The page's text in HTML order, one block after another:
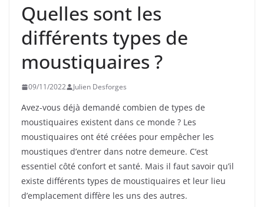
Quelles sont les
différents types de
moustiquaires ?
09/11/2022 Julien Desforges
Avez-vous déjà demandé combien de types de
moustiquaires existent dans ce monde ? Les
moustiquaires ont été créées pour empêcher les
moustiques d’entrer dans notre demeure. C’est
essentiel côté confort et santé. Mais il faut savoir qu’il
existe différents types de moustiquaires et leur lieu
d’emplacement diffère les uns des autres.